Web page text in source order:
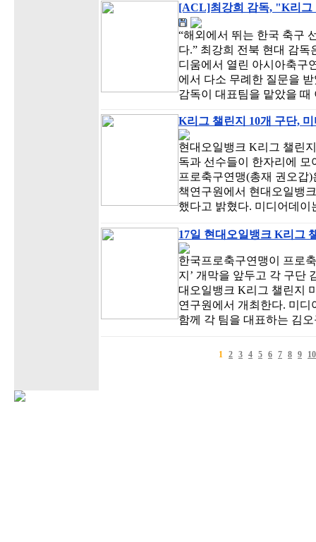
[ACL]최강희 감독, "K리그
“해외에서 뛰는 한국 축구
다.” 최강희 전북 현대 감
디움에서 열린 아시아축구
에서 다소 무례한 질문을
감독이 대표팀을 맡았을
K리그 챌린지 10개 구단,
현대오일뱅크 K리그 챌린
독과 선수들이 한자리에
프로축구연맹(총재 권오갑
책연구원에서 현대오일뱅
했다고 밝혔다. 미디어데
17일 현대오일뱅크 K리그
한국프로축구연맹이 프로
지’ 개막을 앞두고 각 구단
대오일뱅크 K리그 챌린지
연구원에서 개최한다. 미
함께 각 팀을 대표하는 김
1 2 3 4 5 6 7 8 9 10